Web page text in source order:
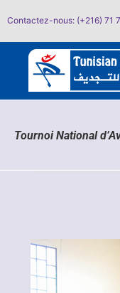
auContactez-nous: (+216) 71
Tournoi National
Voir
l'image
agrandie